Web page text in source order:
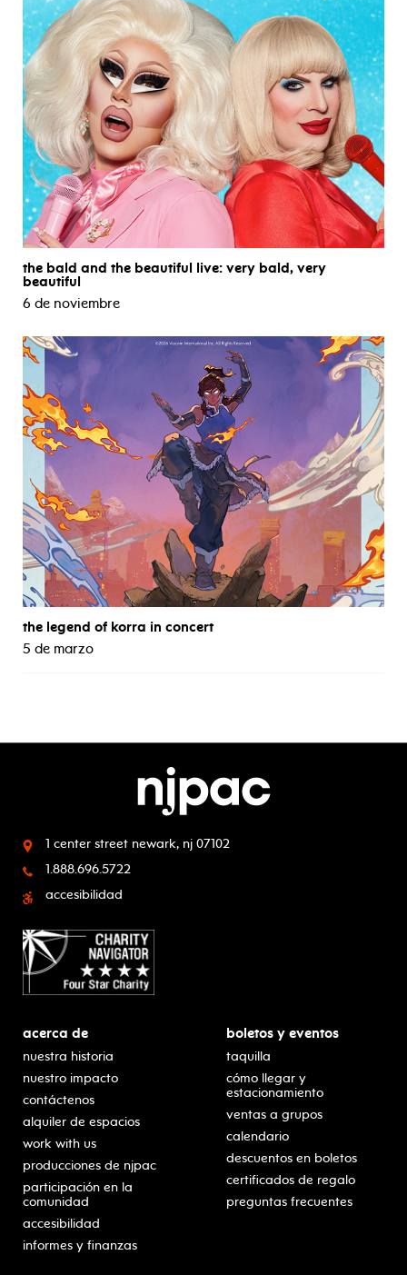
the bald and the beautiful live: very bald, very
beautiful
6 de noviembre
the legend of korra in concert
5 de marzo
1 center street newark, nj 07102
1.888.696.5722
accesibilidad
acerca de
nuestra historia
nuestro impacto
contáctenos
alquiler de espacios
work with us
producciones de njpac
participación en la
comunidad
accesibilidad
informes y finanzas
boletos y eventos
taquilla
cómo llegar y
estacionamiento
ventas a grupos
calendario
descuentos en boletos
certificados de regalo
preguntas frecuentes